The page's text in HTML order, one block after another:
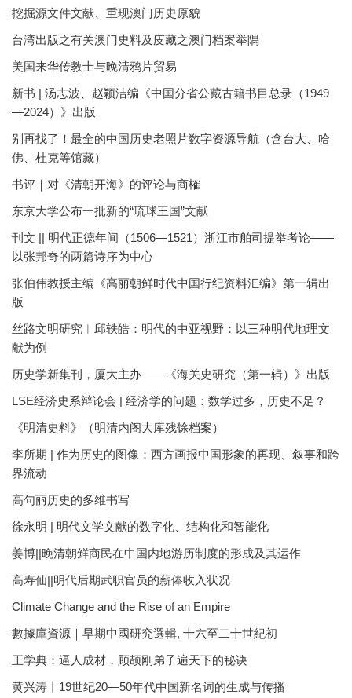
挖掘源文件文献、重现澳门历史原貌
台湾出版之有关澳门史料及庋藏之澳门档案举隅
美国来华传教士与晚清鸦片贸易
新书 | 汤志波、赵颖洁编《中国分省公藏古籍书目总录（1949
—2024）》出版
别再找了！最全的中国历史老照片数字资源导航（含台大、哈
佛、杜克等馆藏）
书评｜对《清朝开海》的评论与商榷
东京大学公布一批新的“琉球王国”文献
刊文 || 明代正德年间（1506—1521）浙江市舶司提举考论——
以张邦奇的两篇诗序为中心
张伯伟教授主编《高丽朝鲜时代中国行纪资料汇编》第一辑出
版
丝路文明研究︱邱轶皓：明代的中亚视野：以三种明代地理文
献为例
历史学新集刊，厦大主办——《海关史研究（第一辑）》出版
LSE经济史系辩论会 | 经济学的问题：数学过多，历史不足？
《明清史料》（明清内阁大库残馀档案）
李所期 | 作为历史的图像：西方画报中国形象的再现、叙事和跨
界流动
高句丽历史的多维书写
徐永明 | 明代文学文献的数字化、结构化和智能化
姜博||晚清朝鲜商民在中国内地游历制度的形成及其运作
高寿仙||明代后期武职官员的薪俸收入状况
Climate Change and the Rise of an Empire
數據庫資源｜早期中國研究選輯, 十六至二十世紀初
王学典：逼人成材，顾颉刚弟子遍天下的秘诀
黄兴涛丨19世纪20—50年代中国新名词的生成与传播